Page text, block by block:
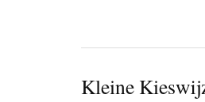
Kleine